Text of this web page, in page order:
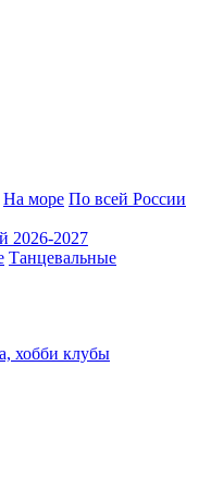
На море По всей России
2026-2027
Танцевальные
хобби клубы